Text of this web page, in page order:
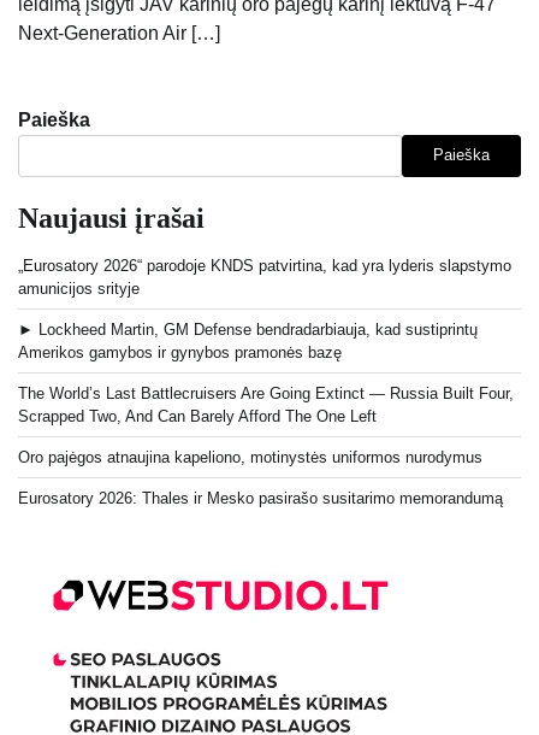
Next-Generation Air […]
Paieška
Paieška
Naujausi įrašai
„Eurosatory 2026“ parodoje KNDS patvirtina, kad yra lyderis slapstymo
amunicijos srityje
► Lockheed Martin, GM Defense bendradarbiauja, kad sustiprintų
Amerikos gamybos ir gynybos pramonės bazę
The World’s Last Battlecruisers Are Going Extinct — Russia Built Four,
Scrapped Two, And Can Barely Afford The One Left
Oro pajėgos atnaujina kapeliono, motinystės uniformos nurodymus
Eurosatory 2026: Thales ir Mesko pasirašo susitarimo memorandumą